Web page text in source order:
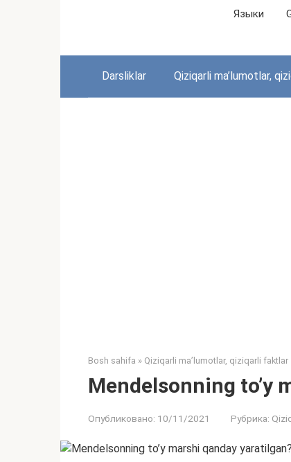
Языки
Darsliklar Qiziqarli ma’lumotlar,
Bosh sahifa » Qiziqarli ma’lumotlar, qiziqarli faktlar
Mendelsonning to’y
Опубликовано: 10/11/2021 Рубрика: